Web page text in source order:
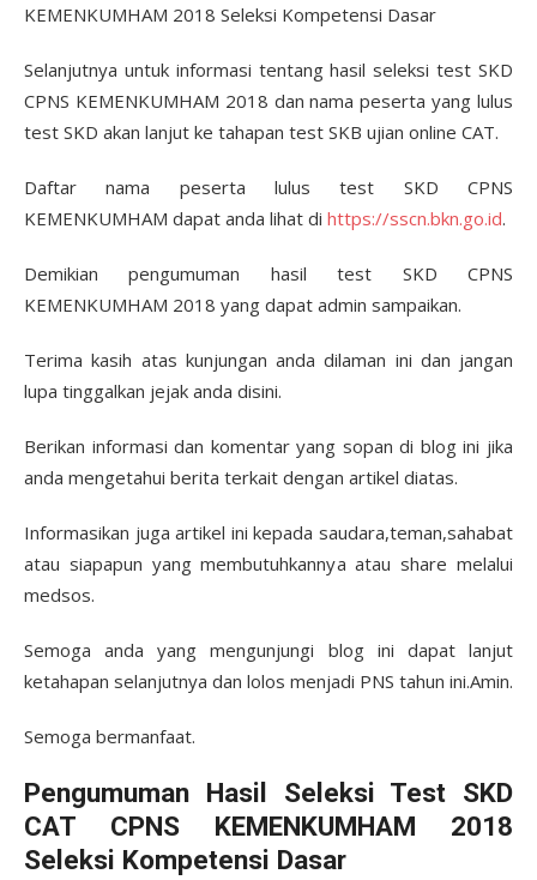
Selanjutnya untuk informasi tentang hasil seleksi test SKD
CPNS KEMENKUMHAM 2018 dan nama peserta yang lulus
test SKD akan lanjut ke tahapan test SKB ujian online CAT.
Daftar nama peserta lulus test SKD CPNS
KEMENKUMHAM dapat anda lihat di https://sscn.bkn.go.id.
Demikian pengumuman hasil test SKD CPNS
KEMENKUMHAM 2018 yang dapat admin sampaikan.
Terima kasih atas kunjungan anda dilaman ini dan jangan
lupa tinggalkan jejak anda disini.
Berikan informasi dan komentar yang sopan di blog ini jika
anda mengetahui berita terkait dengan artikel diatas.
Informasikan juga artikel ini kepada saudara,teman,sahabat
atau siapapun yang membutuhkannya atau share melalui
medsos.
Semoga anda yang mengunjungi blog ini dapat lanjut
ketahapan selanjutnya dan lolos menjadi PNS tahun ini.Amin.
Semoga bermanfaat.
Pengumuman Hasil Seleksi Test SKD
CAT CPNS KEMENKUMHAM 2018
Seleksi Kompetensi Dasar